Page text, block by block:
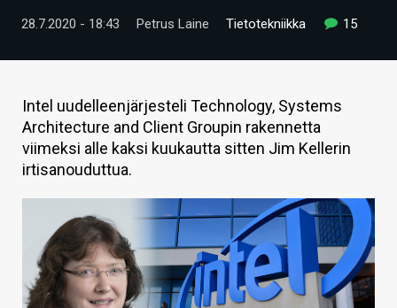
TIETOA
HINTA.FI
VAIHDA TEEMA
28.7.2020 - 18:43 Petrus Laine Tietotekniikka 15
Intel uudelleenjärjesteli Technology, Systems
Architecture and Client Groupin rakennetta
viimeksi alle kaksi kuukautta sitten Jim Kellerin
irtisanouduttua.